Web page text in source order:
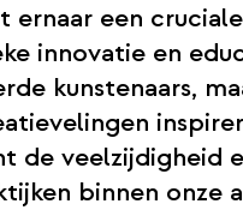
ernaar een
innovatie en
kunstenaars,
de veelzijdigheid
binnen onze